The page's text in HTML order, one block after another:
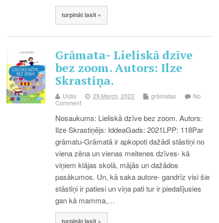
turpināt lasīt »
Grāmata- Lieliskā dzīve
bez zoom. Autors: Ilze
Skrastiņa.
Uldis 29.March, 2022 grāmatas
No
Comment
Nosaukums: Lieliskā dzīve bez zoom. Autors:
Ilze Skrastiņējs: IddeaGads: 2021LPP: 118Par
grāmatu-Grāmatā ir apkopoti dažādi stāstiņi no
viena zēna un vienas meitenes dzīves- kā
viņiem klājas skolā, mājās un dažādos
pasākumos. Un, kā saka autore- gandrīz visi šie
stāstiņi ir patiesi un viņa pati tur ir piedalījusies
gan kā mamma,…
turpināt lasīt »